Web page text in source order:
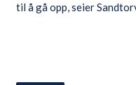
til å gå opp, seier